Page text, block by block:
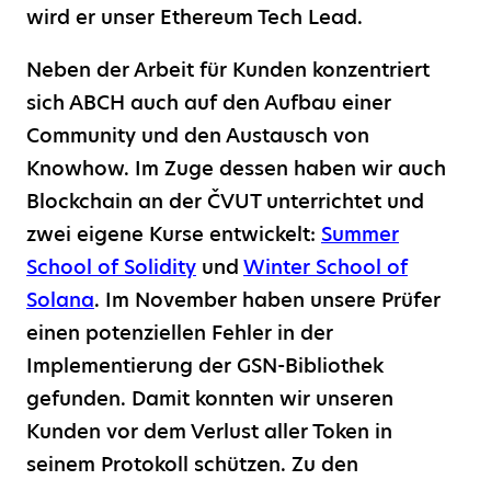
wird er unser Ethereum Tech Lead.
Neben der Arbeit für Kunden konzentriert
sich ABCH auch auf den Aufbau einer
Community und den Austausch von
Knowhow. Im Zuge dessen haben wir auch
Blockchain an der ČVUT unterrichtet und
zwei eigene Kurse entwickelt: Summer
School of Solidity und Winter School of
Solana. Im November haben unsere Prüfer
einen potenziellen Fehler in der
Implementierung der GSN-Bibliothek
gefunden. Damit konnten wir unseren
Kunden vor dem Verlust aller Token in
seinem Protokoll schützen. Zu den